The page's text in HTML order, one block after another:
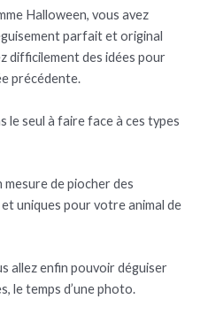
Halloween, vous avez
parfait et original
difficilement des idées pour
précédente.
le seul à faire face à ces types
de piocher des
uniques pour votre animal de
allez enfin pouvoir déguiser
le temps d’une photo.